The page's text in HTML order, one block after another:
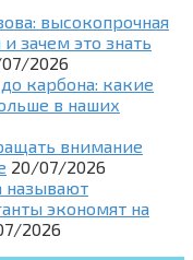
высокопрочная
зачем это знать
2026
карбона: какие
в наших
внимание
20/07/2026
называют
экономят на
2026